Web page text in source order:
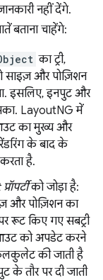
नहीं देंगे.
बताना चाहेंगे:
का ट्री,
साइज़ और पोज़िशन
इसलिए, इनपुट और
LayoutNG में
का मुख्य और
के बाद के
है.
को जोड़ा है:
और पोज़िशन का
रूट किए गए सबट्री
को अपडेट करने
की जाती है
के तौर पर दी जाती